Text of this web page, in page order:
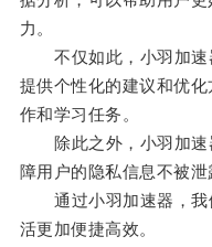
力。
不仅如此，小羽加速
提供个性化的建议和优
作和学习任务。
除此之外，小羽加速
障用户的隐私信息不被泄
通过小羽加速器，我
活更加便捷高效。